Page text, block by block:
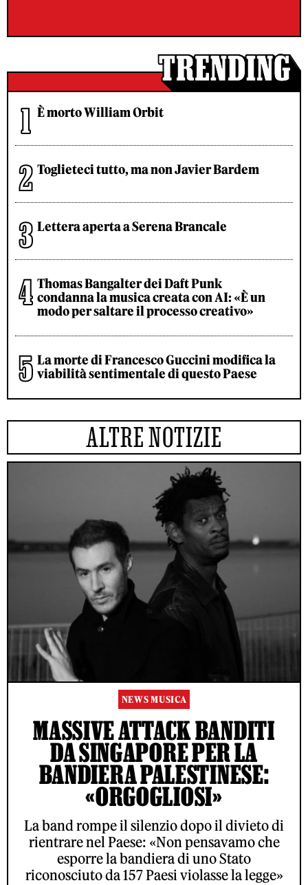
È morto William Orbit
Toglieteci tutto, ma non Javier Bardem
Lettera aperta a Serena Brancale
Thomas Bangalter dei Daft Punk
condanna la musica creata con AI: «È un
modo per saltare il processo creativo»
La morte di Francesco Guccini modifica la
viabilità sentimentale di questo Paese
ALTRE NOTIZIE
NEWS MUSICA
MASSIVE ATTACK BANDITI
DA SINGAPORE PER LA
BANDIERA PALESTINESE:
«ORGOGLIOSI»
La band rompe il silenzio dopo il divieto di
rientrare nel Paese: «Non pensavamo che
esporre la bandiera di uno Stato
riconosciuto da 157 Paesi violasse la legge»